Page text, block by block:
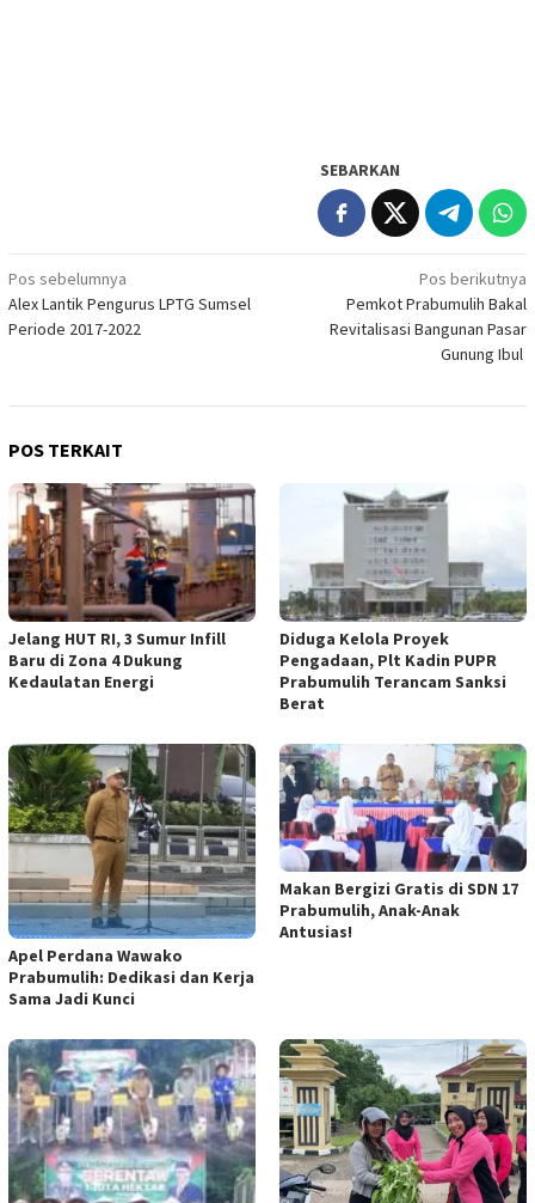
SEBARKAN
Navigasi
pos
Pos sebelumnya
Alex Lantik Pengurus LPTG Sumsel
Periode 2017-2022
Pos berikutnya
Pemkot Prabumulih Bakal
Revitalisasi Bangunan Pasar
Gunung Ibul
POS TERKAIT
Jelang HUT RI, 3 Sumur Infill
Baru di Zona 4 Dukung
Kedaulatan Energi
Diduga Kelola Proyek
Pengadaan, Plt Kadin PUPR
Prabumulih Terancam Sanksi
Berat
Apel Perdana Wawako
Prabumulih: Dedikasi dan Kerja
Sama Jadi Kunci
Makan Bergizi Gratis di SDN 17
Prabumulih, Anak-Anak
Antusias!